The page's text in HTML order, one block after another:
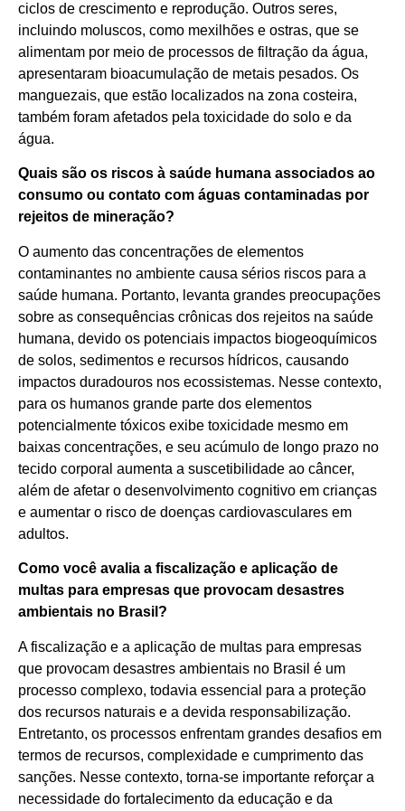
ciclos de crescimento e reprodução. Outros seres,
incluindo moluscos, como mexilhões e ostras, que se
alimentam por meio de processos de filtração da água,
apresentaram bioacumulação de metais pesados. Os
manguezais, que estão localizados na zona costeira,
também foram afetados pela toxicidade do solo e da
água.
Quais são os riscos à saúde humana associados ao
consumo ou contato com águas contaminadas por
rejeitos de mineração?
O aumento das concentrações de elementos
contaminantes no ambiente causa sérios riscos para a
saúde humana. Portanto, levanta grandes preocupações
sobre as consequências crônicas dos rejeitos na saúde
humana, devido os potenciais impactos biogeoquímicos
de solos, sedimentos e recursos hídricos, causando
impactos duradouros nos ecossistemas. Nesse contexto,
para os humanos grande parte dos elementos
potencialmente tóxicos exibe toxicidade mesmo em
baixas concentrações, e seu acúmulo de longo prazo no
tecido corporal aumenta a suscetibilidade ao câncer,
além de afetar o desenvolvimento cognitivo em crianças
e aumentar o risco de doenças cardiovasculares em
adultos.
Como você avalia a fiscalização e aplicação de
multas para empresas que provocam desastres
ambientais no Brasil?
A fiscalização e a aplicação de multas para empresas
que provocam desastres ambientais no Brasil é um
processo complexo, todavia essencial para a proteção
dos recursos naturais e a devida responsabilização.
Entretanto, os processos enfrentam grandes desafios em
termos de recursos, complexidade e cumprimento das
sanções. Nesse contexto, torna-se importante reforçar a
necessidade do fortalecimento da educação e da